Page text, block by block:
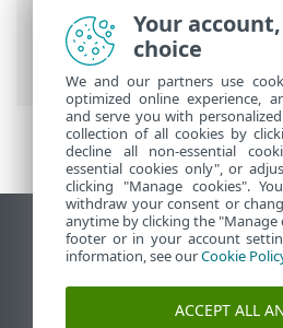
Spletna pomoč družbe
Endpoint Antivirus
Pregledi > Pregled
Prikaz mesta na namizju
End of Life
Zbirka znanja družbe ESET
Forum družbe ESET
Your
choice
We and our partners use
optimized online experience,
and serve you with
collection of all cookies by
decline all non-essential
essential cookies only", or
clicking "Manage cookies".
withdraw your consent or
anytime by clicking the
footer or in your account
information, see ourCookie
ACCEPT ALL